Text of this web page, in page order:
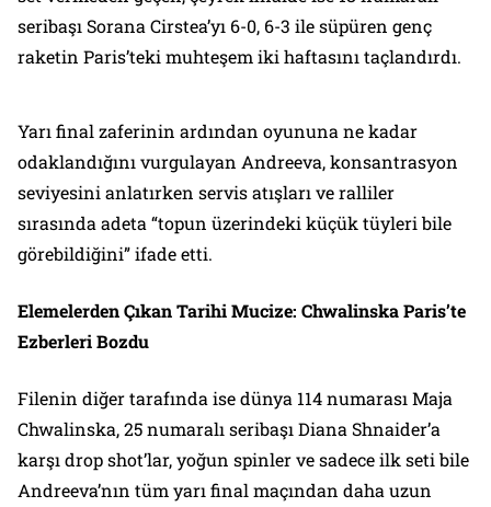
seribaşı Sorana Cirstea’yı 6-0, 6-3 ile süpüren genç
raketin Paris’teki muhteşem iki haftasını taçlandırdı.
Yarı final zaferinin ardından oyununa ne kadar
odaklandığını vurgulayan Andreeva, konsantrasyon
seviyesini anlatırken servis atışları ve ralliler
sırasında adeta “topun üzerindeki küçük tüyleri bile
görebildiğini” ifade etti.
Elemelerden Çıkan Tarihi Mucize: Chwalinska Paris’te
Ezberleri Bozdu
Filenin diğer tarafında ise dünya 114 numarası Maja
Chwalinska, 25 numaralı seribaşı Diana Shnaider’a
karşı drop shot’lar, yoğun spinler ve sadece ilk seti bile
Andreeva’nın tüm yarı final maçından daha uzun